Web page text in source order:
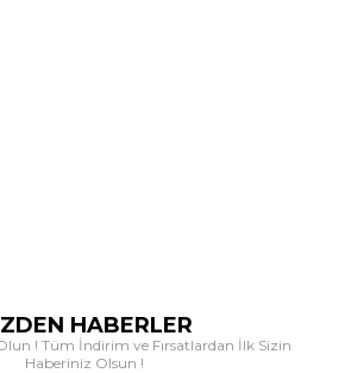
HABERLER
! Tüm İndirim ve Fırsatlardan İlk Sizin
Haberiniz Olsun !